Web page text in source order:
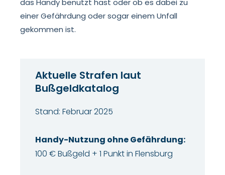
das Handy benutzt hast oder ob es dabei zu
einer Gefährdung oder sogar einem Unfall
gekommen ist.
Aktuelle Strafen laut
Bußgeldkatalog
Stand: Februar 2025
Handy-Nutzung ohne Gefährdung:
100 € Bußgeld + 1 Punkt in Flensburg